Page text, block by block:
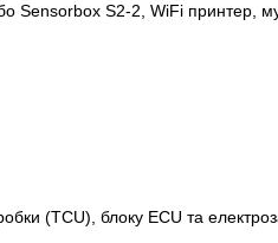
Sensorbox S2-2, WiFi принтер,
(TCU), блоку ECU та